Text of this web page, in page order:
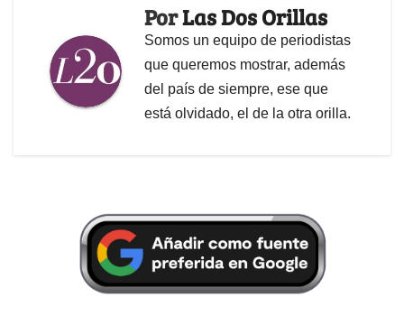
PorLas Dos Orillas
Somos un equipo de periodistas
que queremos mostrar, además
del país de siempre, ese que
está olvidado, el de la otra orilla.